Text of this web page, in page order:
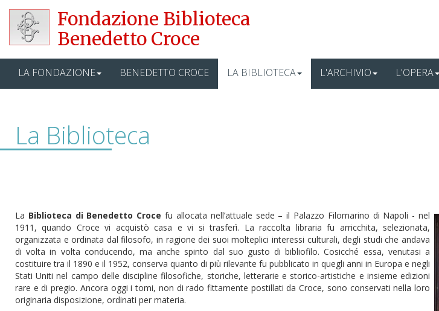
Fondazione Biblioteca
Benedetto Croce
LA FONDAZIONE BENEDETTO CROCE LA BIBLIOTECA L'ARCHIVIO L'OPERA
La Biblioteca
La Biblioteca di Benedetto Croce fu allocata nell’attuale sede – il Palazzo Filomarino di Napoli - nel
1911, quando Croce vi acquistò casa e vi si trasferì. La raccolta libraria fu arricchita, selezionata,
organizzata e ordinata dal filosofo, in ragione dei suoi molteplici interessi culturali, degli studi che andava
di volta in volta conducendo, ma anche spinto dal suo gusto di bibliofilo. Cosicché essa, venutasi a
costituire tra il 1890 e il 1952, conserva quanto di più rilevante fu pubblicato in quegli anni in Europa e negli
Stati Uniti nel campo delle discipline filosofiche, storiche, letterarie e storico-artistiche e insieme edizioni
rare e di pregio. Ancora oggi i tomi, non di rado fittamente postillati da Croce, sono conservati nella loro
originaria disposizione, ordinati per materia.